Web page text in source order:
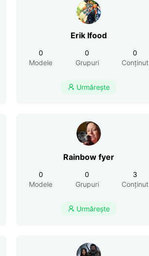
Erik Ifood
0
Modele
0
Grupuri
0
Conținut
 Urmărește
Rainbow fyer
0
Modele
0
Grupuri
3
Conținut
 Urmărește